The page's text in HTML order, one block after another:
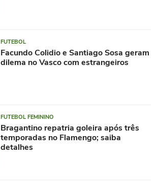
FUTEBOL
Facundo Colidio e Santiago Sosa geram
dilema no Vasco com estrangeiros
FUTEBOL FEMININO
Bragantino repatria goleira após três
temporadas no Flamengo; saiba
detalhes